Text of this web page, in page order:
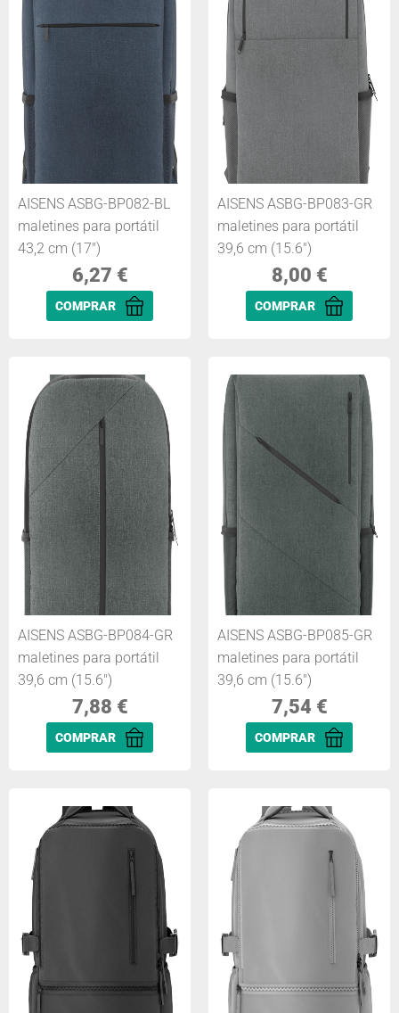
AISENS ASBG-BP082-BL
maletines para portátil
43,2 cm (17")
6,27 €
COMPRAR
AISENS ASBG-BP083-GR
maletines para portátil
39,6 cm (15.6")
8,00 €
COMPRAR
AISENS ASBG-BP084-GR
maletines para portátil
39,6 cm (15.6")
7,88 €
COMPRAR
AISENS ASBG-BP085-GR
maletines para portátil
39,6 cm (15.6")
7,54 €
COMPRAR